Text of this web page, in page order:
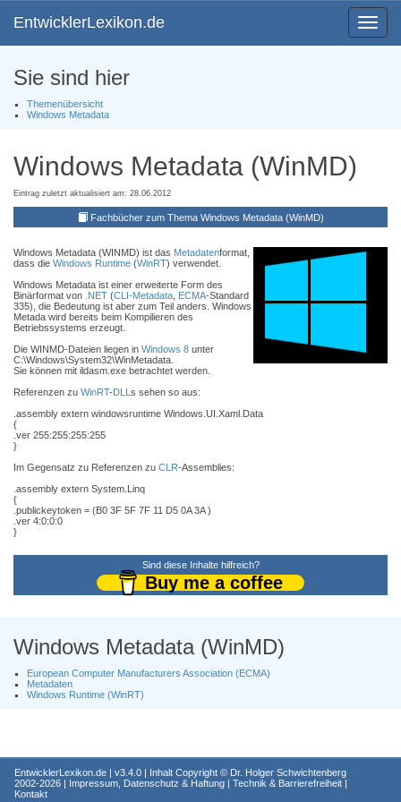
Toggle
EntwicklerLexikon.de
Sie sind hier
Themenübersicht
Windows Metadata
Windows Metadata (WinMD)
Eintrag zuletzt aktualisiert am: 28.06.2012
Fachbücher zum Thema Windows Metadata (WinMD)
Windows Metadata (WINMD) ist das Metadatenformat,
dass die Windows Runtime (WinRT) verwendet.
Windows Metadata ist einer erweiterte Form des
Binärformat von .NET (CLI-Metadata ECMA-Standard
335), die Bedeutung ist aber zum Teil anders. Windows
Metada wird bereits beim Kompilieren des
Betriebssystems erzeugt.
Die WINMD-Dateien liegen in Windows 8 unter
C:\Windows\System32\WinMetadata.
Sie können mit ildasm.exe betrachtet werden.
Referenzen zu WinRT-DLL s sehen so aus:
.assembly extern windowsruntime Windows.UI.Xaml.Data
{
.ver 255:255:255:255
}
Im Gegensatz zu Referenzen zu CLR-Assemblies:
.assembly extern System.Linq
{
.publickeytoken = (B0 3F 5F 7F 11 D5 0A 3A )
.ver 4:0:0:0
}
Sind diese Inhalte hilfreich?
Buy me a coffee
Windows Metadata (WinMD)
European Computer Manufacturers Association (ECMA)
Metadaten
Windows Runtime (WinRT)
EntwicklerLexikon.de | v3.4.0 | Inhalt Copyright © Dr. Holger Schwichtenberg
2002-2026 | Impressum, Datenschutz & Haftung | Technik & Barrierefreiheit |
Kontakt